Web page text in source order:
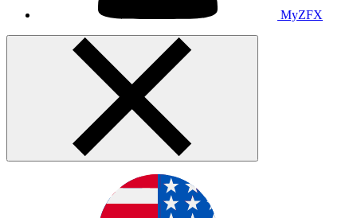
MyZFX